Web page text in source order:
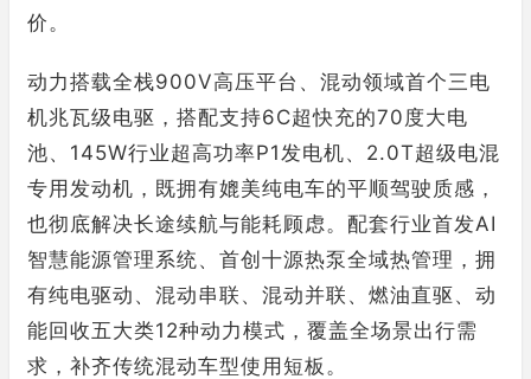
价。
动力搭载全栈900V高压平台、混动领域首个三电
机兆瓦级电驱，搭配支持6C超快充的70度大电
池、145W行业超高功率P1发电机、2.0T超级电混
专用发动机，既拥有媲美纯电车的平顺驾驶质感，
也彻底解决长途续航与能耗顾虑。配套行业首发AI
智慧能源管理系统、首创十源热泵全域热管理，拥
有纯电驱动、混动串联、混动并联、燃油直驱、动
能回收五大类12种动力模式，覆盖全场景出行需
求，补齐传统混动车型使用短板。